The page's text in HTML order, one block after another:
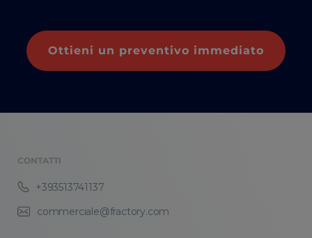
Ottieni un preventivo immediato
CONTATTI
+393513741137
commerciale@fractory.com